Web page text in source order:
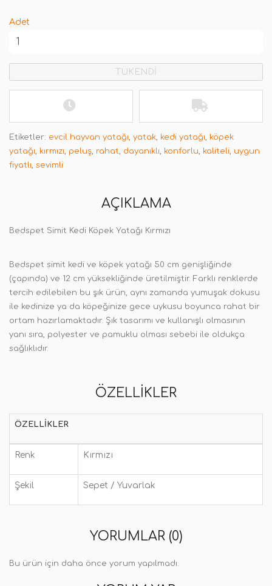
Adet
TÜKENDİ
Etiketler: evcil hayvan yatağı, yatak, kedi yatağı, köpek
yatağı, kırmızı, peluş, rahat, dayanıklı, konforlu, kaliteli, uygun
fiyatlı, sevimli
AÇIKLAMA
Bedspet Simit Kedi Köpek Yatağı Kırmızı
Bedspet simit kedi ve köpek yatağı 50 cm genişliğinde
(çapında) ve 12 cm yüksekliğinde üretilmiştir. Farklı renklerde
tercih edilebilen bu şık ürün, aynı zamanda yumuşak dokusu
ile kedinize ya da köpeğinize gece uykusu boyunca rahat bir
ortam hazırlamaktadır. Şık tasarımı ve kullanışlı olmasının
yanı sıra, polyester ve pamuklu olması sebebi ile oldukça
sağlıklıdır.
ÖZELLIKLER
ÖZELLIKLER
Renk Kırmızı
Şekil Sepet / Yuvarlak
YORUMLAR (0)
Bu ürün için daha önce yorum yapılmadı.